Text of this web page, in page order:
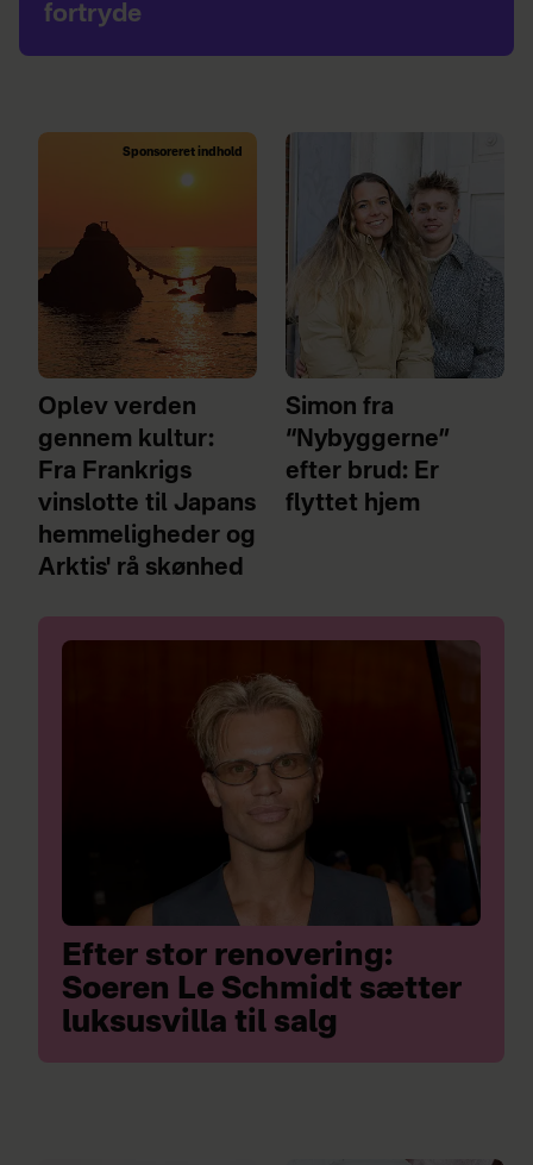
fortryde
Sponsoreret indhold
Oplev verden
gennem kultur:
Fra Frankrigs
vinslotte til Japans
hemmeligheder og
Arktis' rå skønhed
Simon fra
“Nybyggerne”
efter brud: Er
flyttet hjem
Efter stor renovering:
Soeren Le Schmidt sætter
luksusvilla til salg